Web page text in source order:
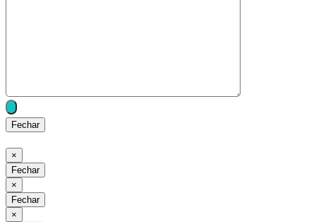
Fechar
×
Fechar
×
Fechar
×